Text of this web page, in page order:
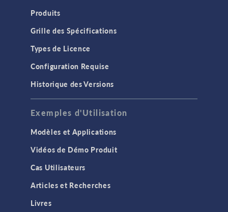
Produits
Grille des Spécifications
Types de Licence
Configuration Requise
Historique des Versions
Exemples d'Utilisation
Modèles et Applications
Vidéos de Démo Produit
Cas Utilisateurs
Articles et Recherches
Livres